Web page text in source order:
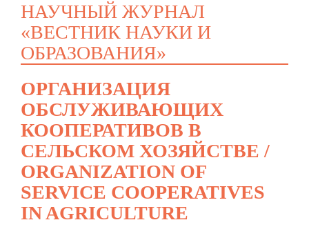
НАУЧНЫЙ ЖУРНАЛ
«ВЕСТНИК НАУКИ И
ОБРАЗОВАНИЯ»
ОРГАНИЗАЦИЯ
ОБСЛУЖИВАЮЩИХ
КООПЕРАТИВОВ В
СЕЛЬСКОМ ХОЗЯЙСТВЕ /
ORGANIZATION OF
SERVICE COOPERATIVES
IN AGRICULTURE